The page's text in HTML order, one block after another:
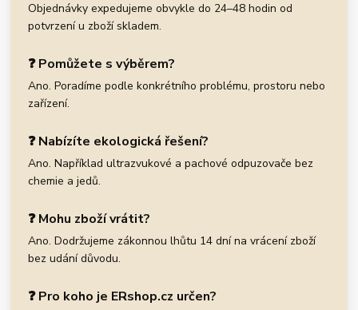
Objednávky expedujeme obvykle do 24–48 hodin od
potvrzení u zboží skladem.
❓ Pomůžete s výběrem?
Ano. Poradíme podle konkrétního problému, prostoru nebo
zařízení.
❓ Nabízíte ekologická řešení?
Ano. Například ultrazvukové a pachové odpuzovače bez
chemie a jedů.
❓ Mohu zboží vrátit?
Ano. Dodržujeme zákonnou lhůtu 14 dní na vrácení zboží
bez udání důvodu.
❓ Pro koho je ERshop.cz určen?